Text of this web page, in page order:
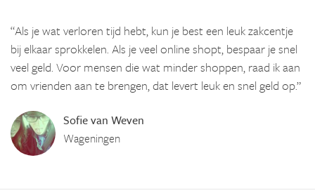
“Als je wat verloren tijd hebt, kun je best een leuk zakcentje
bij elkaar sprokkelen. Als je veel online shopt, bespaar je snel
veel geld. Voor mensen die wat minder shoppen, raad ik aan
om vrienden aan te brengen, dat levert leuk en snel geld op.”
Sofie van Weven
Wageningen